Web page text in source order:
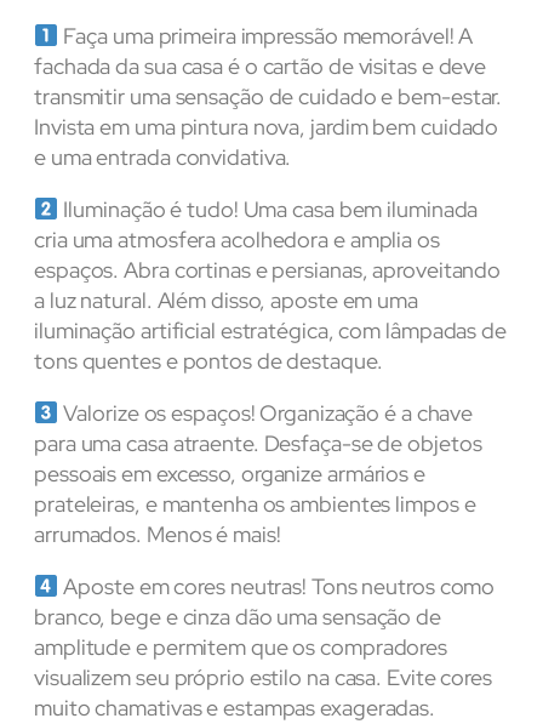
Faça uma primeira impressão memorável! A
fachada da sua casa é o cartão de visitas e deve
transmitir uma sensação de cuidado e bem-estar.
Invista em uma pintura nova, jardim bem cuidado
e uma entrada convidativa.
Iluminação é tudo! Uma casa bem iluminada
cria uma atmosfera acolhedora e amplia os
espaços. Abra cortinas e persianas, aproveitando
a luz natural. Além disso, aposte em uma
iluminação artificial estratégica, com lâmpadas de
tons quentes e pontos de destaque.
Valorize os espaços! Organização é a chave
para uma casa atraente. Desfaça-se de objetos
pessoais em excesso, organize armários e
prateleiras, e mantenha os ambientes limpos e
arrumados. Menos é mais!
Aposte em cores neutras! Tons neutros como
branco, bege e cinza dão uma sensação de
amplitude e permitem que os compradores
visualizem seu próprio estilo na casa. Evite cores
muito chamativas e estampas exageradas.